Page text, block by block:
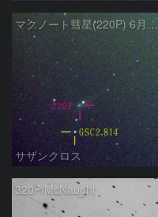
マクノート彗星(220P) 6月8日 Seestar50
サザンクロス
320P/McNaught